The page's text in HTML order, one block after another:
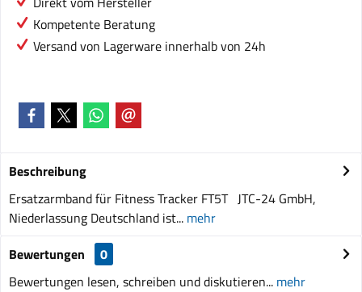
Kompetente Beratung
Versand von Lagerware innerhalb von 24h
Beschreibung
Ersatzarmband für Fitness Tracker FT5T JTC-24 GmbH,
Niederlassung Deutschland ist... mehr
Bewertungen
0
Bewertungen lesen, schreiben und diskutieren... mehr